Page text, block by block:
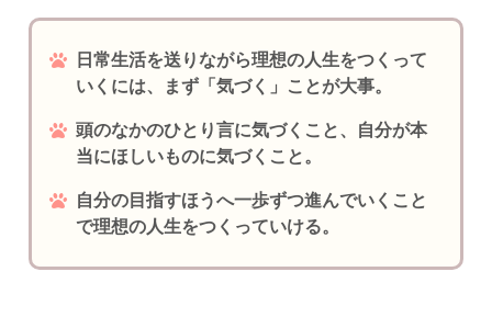
日常生活を送りながら理想の人生をつくって
いくには、まず「気づく」ことが大事。
頭のなかのひとり言に気づくこと、自分が本
当にほしいものに気づくこと。
自分の目指すほうへ一歩ずつ進んでいくこと
で理想の人生をつくっていける。